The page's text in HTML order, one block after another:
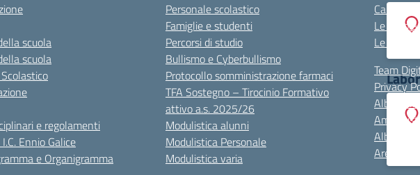
scuola
scuola
e regolamenti
Ennio Galice
e Organigramma
Personale scolastico
Famiglie e studenti
Percorsi di studio
Bullismo e Cyberbullismo
Protocollo somministrazione farmaci
TFA Sostegno – Tirocinio Formativo
attivo a.s. 2025/26
Modulistica alunni
Modulistica Personale
Modulistica varia
Le circolari
Le notizie
Team
Privacy
Albo online
Albo
Area